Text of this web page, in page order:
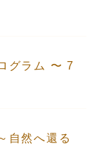
グラム 〜 7
自然へ還る